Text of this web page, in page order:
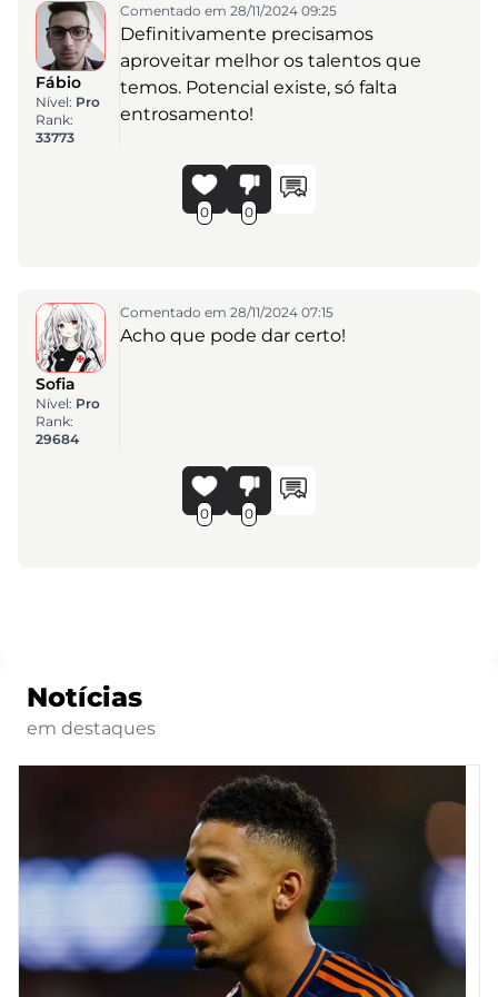
Fábio
Nível: Pro
Rank:
33773
Comentado em 28/11/2024 09:25
Definitivamente precisamos
aproveitar melhor os talentos que
temos. Potencial existe, só falta
entrosamento!
0 0
Sofia
Nível: Pro
Rank:
29684
Comentado em 28/11/2024 07:15
Acho que pode dar certo!
0 0
Notícias
em destaques